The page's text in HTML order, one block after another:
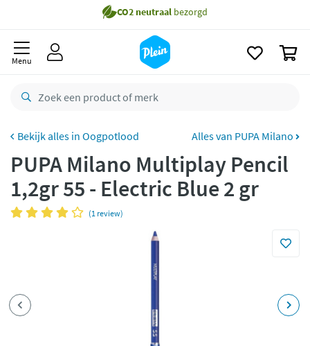
Gratisbezorging vanaf 35,- *
besteld,
Gratisretourneren
Betaal met Klarna
Menu
Oogpotlood Alles van PUPA Milano
PUPA Milano Multiplay Pencil
1,2gr 55 - Electric Blue 2 gr
(1 review)